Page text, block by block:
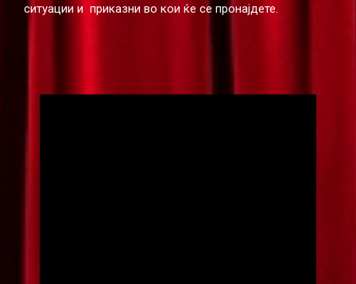
ситуации и приказни во кои ќе се пронајдете.